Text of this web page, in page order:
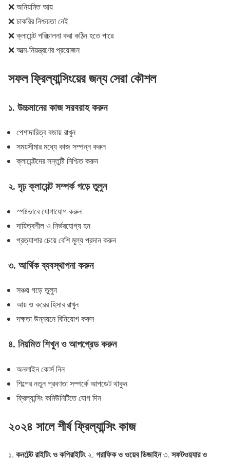
❌ অনিয়মিত আয়
❌ চাকরির নিশ্চয়তা নেই
❌ ক্লায়েন্ট পরিচালনা করা কঠিন হতে পারে
❌ আত্ম-নিয়ন্ত্রণের প্রয়োজন
সফল ফ্রিল্যান্সিংয়ের জন্য সেরা কৌশল
১. উচ্চমানের কাজ সরবরাহ করুন
পেশাদারিত্ব বজায় রাখুন
সময়সীমার মধ্যে কাজ সম্পন্ন করুন
ক্লায়েন্টদের সন্তুষ্টি নিশ্চিত করুন
২.দৃঢ় ক্লায়েন্ট সম্পর্ক গড়ে তুলুন
স্পষ্টভাবে যোগাযোগ করুন
দায়িত্বশীল ও নির্ভরযোগ্য হন
প্রত্যাশার চেয়ে বেশি মূল্য প্রদান করুন
৩. আর্থিক ব্যবস্থাপনা করুন
সঞ্চয় গড়ে তুলুন
আয় ও করের হিসাব রাখুন
দক্ষতা উন্নয়নে বিনিয়োগ করুন
৪. নিয়মিত শিখুন ও আপগ্রেড করুন
অনলাইন কোর্স নিন
শিল্পের নতুন প্রবণতা সম্পর্কে আপডেট থাকুন
ফ্রিল্যান্সিং কমিউনিটিতে যোগ দিন
২০২৪ সালে শীর্ষ ফ্রিল্যান্সিং কাজ
১. কনটেন্ট রাইটিং ও কপিরাইটিং২. গ্রাফিক ও ওয়েব ডিজাইন৩. সফটওয়্যার ও